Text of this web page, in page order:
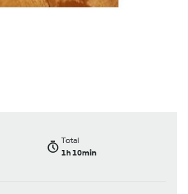
Total
1h 10min